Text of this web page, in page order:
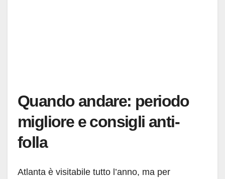
Quando andare: periodo
migliore e consigli anti-
folla
Atlanta è visitabile tutto l’anno, ma per